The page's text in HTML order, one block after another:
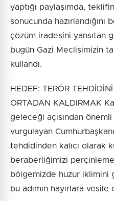
yaptığı paylaşımda,
sonucunda
çözüm iradesini yansıtan
bugün Gazi Meclisimizin
kullandı.
HEDEF: TERÖR
ORTADAN KALDIRMAK
geleceği açısından
vurgulayan
tehdidinden kalıcı olarak
beraberliğimizi
bölgemizde huzur iklimini
bu adımın hayırlara